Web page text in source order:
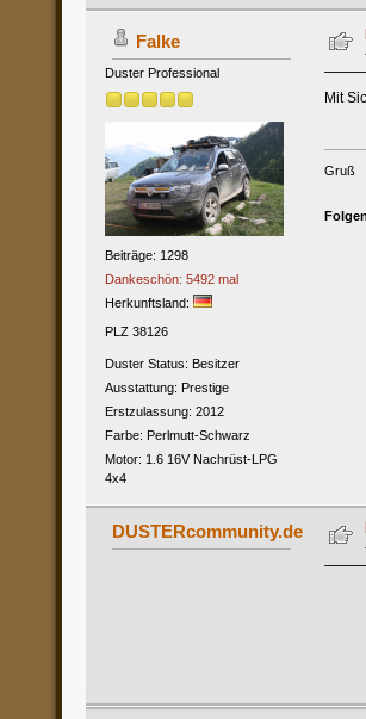
Falke
Duster Professional
Beiträge: 1298
Dankeschön: 5492 mal
Herkunftsland:
PLZ 38126
Duster Status: Besitzer
Ausstattung: Prestige
Erstzulassung: 2012
Farbe: Perlmutt-Schwarz
Motor: 1.6 16V Nachrüst-LPG
4x4
Mit
Gruß
DUSTERcommunity.de